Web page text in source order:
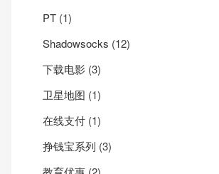
PT (1)
Shadowsocks (12)
下载电影 (3)
卫星地图 (1)
在线支付 (1)
挣钱宝系列 (3)